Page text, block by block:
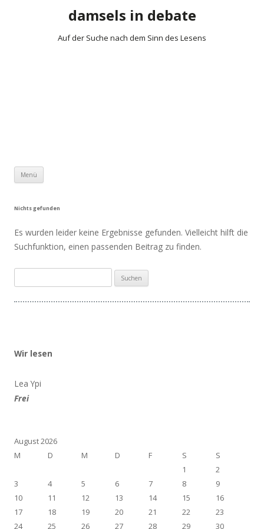
damsels in debate
Auf der Suche nach dem Sinn des Lesens
Menü
Nichts gefunden
Es wurden leider keine Ergebnisse gefunden. Vielleicht hilft die
Suchfunktion, einen passenden Beitrag zu finden.
nach:
Wir lesen
Lea Ypi
Frei
August 2026
M
D M D F S
S
1
2
3
4 5 6 7 8
9
10
11 12 13 14 15
16
17
18 19 20 21 22
23
24
25 26 27 28 29 30